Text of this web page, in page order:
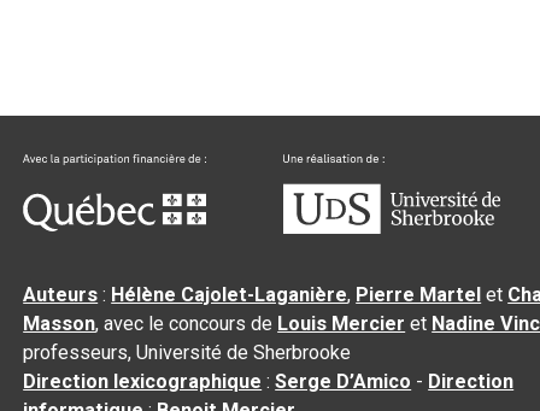
Auteurs : Hélène Cajolet-Laganière, Pierre Martel et
Masson, avec le concours de Louis Mercier et Nadine
professeurs, Université de Sherbrooke
Direction lexicographique :Serge D’Amico - Direction